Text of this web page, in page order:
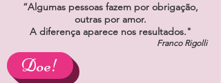
“Algumas pessoas fazem por obrigação,
outras por amor.
A diferença aparece nos resultados."
Franco Rigolli
Doe!